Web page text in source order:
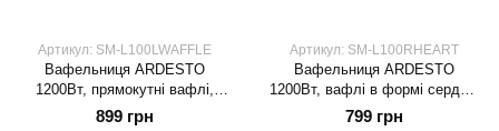
Артикул: SM-L100LWAFFLE
Вафельниця ARDESTO
1200Вт, прямокутні вафлі,
глибокі пластини, корпус-
899 грн
Артикул: SM-L100RHEART
Вафельниця ARDESTO
1200Вт, вафлі в формі сердця,
корпус-пластик, чорний
799 грн